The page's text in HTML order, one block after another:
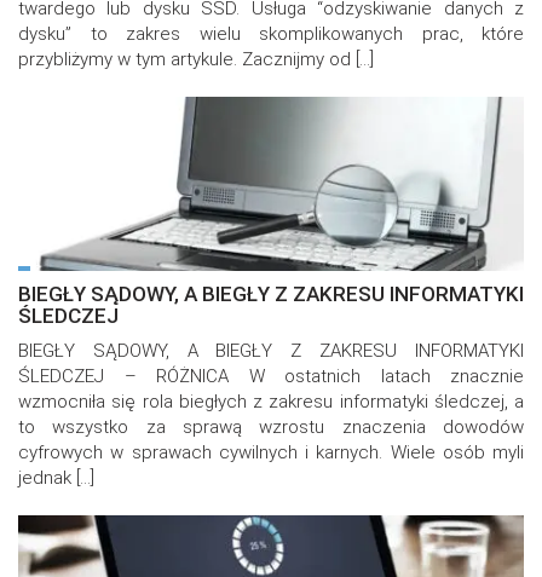
twardego lub dysku SSD. Usługa “odzyskiwanie danych z
dysku” to zakres wielu skomplikowanych prac, które
przybliżymy w tym artykule. Zacznijmy od […]
BIEGŁY SĄDOWY, A BIEGŁY Z ZAKRESU INFORMATYKI
ŚLEDCZEJ
BIEGŁY SĄDOWY, A BIEGŁY Z ZAKRESU INFORMATYKI
ŚLEDCZEJ – RÓŻNICA W ostatnich latach znacznie
wzmocniła się rola biegłych z zakresu informatyki śledczej, a
to wszystko za sprawą wzrostu znaczenia dowodów
cyfrowych w sprawach cywilnych i karnych. Wiele osób myli
jednak […]